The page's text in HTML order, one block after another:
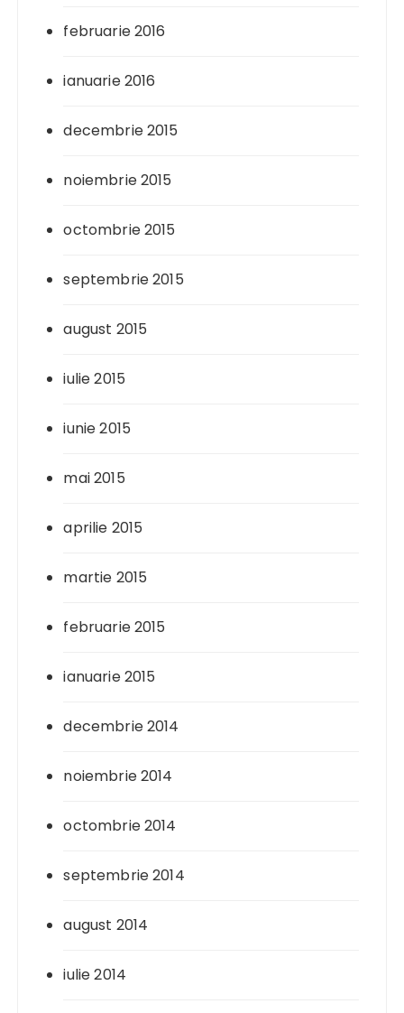
februarie 2016
ianuarie 2016
decembrie 2015
noiembrie 2015
octombrie 2015
septembrie 2015
august 2015
iulie 2015
iunie 2015
mai 2015
aprilie 2015
martie 2015
februarie 2015
ianuarie 2015
decembrie 2014
noiembrie 2014
octombrie 2014
septembrie 2014
august 2014
iulie 2014